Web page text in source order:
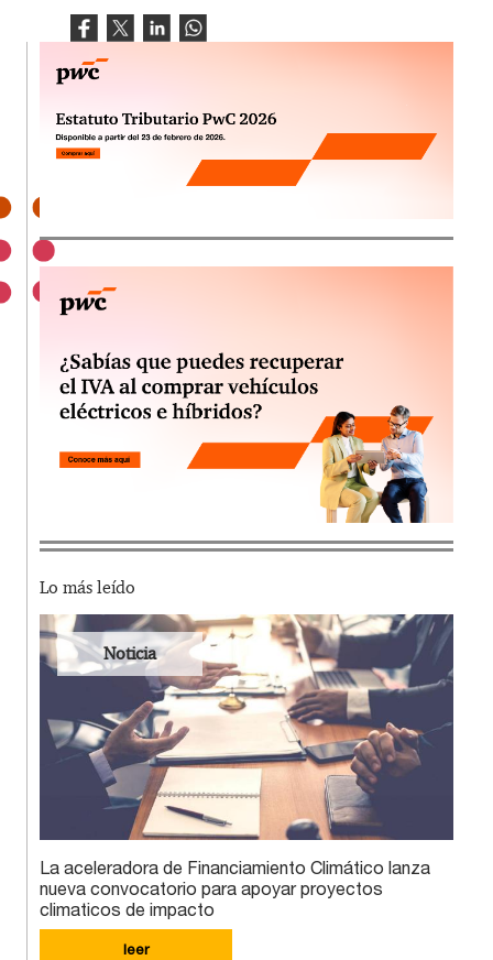
Lo más leído
Noticia
La aceleradora de Financiamiento Climático lanza
nueva convocatorio para apoyar proyectos
climaticos de impacto
leer